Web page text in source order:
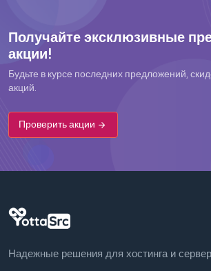
Получайте эксклюзивные
акции!
Будьте в курсе последних предложений,
акций.
Проверить акции
Надежные решения для хостинга и